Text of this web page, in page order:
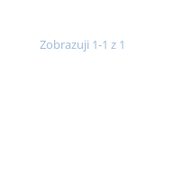
Zobrazuji 1-1 z 1